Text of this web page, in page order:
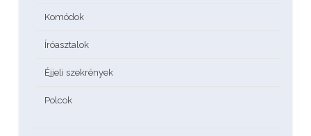
Komódok
Íróasztalok
Éjjeli szekrények
Polcok